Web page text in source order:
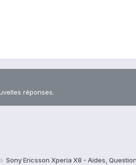
réponses.
Sony Ericsson Xperia X8 - Aides,